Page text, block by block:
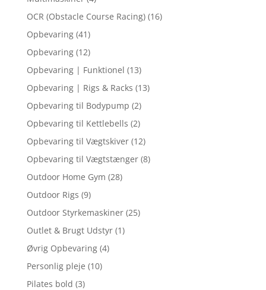
OCR (Obstacle Course Racing) (16)
Opbevaring (41)
Opbevaring (12)
Opbevaring | Funktionel (13)
Opbevaring | Rigs & Racks (13)
Opbevaring til Bodypump (2)
Opbevaring til Kettlebells (2)
Opbevaring til Vægtskiver (12)
Opbevaring til Vægtstænger (8)
Outdoor Home Gym (28)
Outdoor Rigs (9)
Outdoor Styrkemaskiner (25)
Outlet & Brugt Udstyr (1)
Øvrig Opbevaring (4)
Personlig pleje (10)
Pilates bold (3)